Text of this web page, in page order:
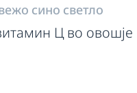
сино светло
Ц во овошје